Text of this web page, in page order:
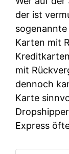
der ist
Karten mit
mit
dennoch
Karte
Express